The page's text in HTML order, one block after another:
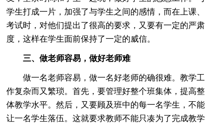
学生打成一片，加强了与学生之间的感情，而在上课、
考试时，对他们提出了很高的要求，又要有一定的严肃
度，这样在学生面前保持了一定的威信。
三、做老师容易，做好老师难
做一名老师容易，做一名好老师的确很难。教学工
作复杂而又繁琐。首先，要管理好整个班集体，提高整
体教学水平。然后，又要顾及班中的每一名学生，不能
让一名学生落伍。这就要求教师不能只凑为了完成教学